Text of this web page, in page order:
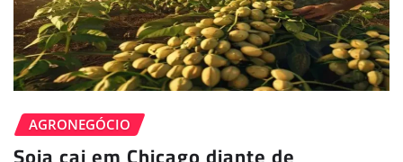
AGRONEGÓCIO